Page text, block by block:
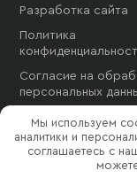
Разработка сайта
Политика
Согласие на
персональных
Согласие на
файлов cookies
Карта сайта
Мы используем
аналитики и
соглашаетесь с